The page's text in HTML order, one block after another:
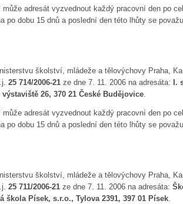
adresát vyzvednout každý pracovní den po
po dobu 15 dnů a poslední den této lhůty se
školství, mládeže a tělovýchovy Praha,
25 714/2006-21ze dne 7. 11. 2006 na adresáta: I.
výstaviště 26, 370 21 České Budějovice.
adresát vyzvednout každý pracovní den po
po dobu 15 dnů a poslední den této lhůty se
školství, mládeže a tělovýchovy Praha,
25 711/2006-21ze dne 7. 11. 2006 na adresáta:
škola Písek, s.r.o., Tylova 2391, 397 01 Písek.